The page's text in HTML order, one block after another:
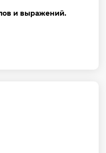
и выражений.